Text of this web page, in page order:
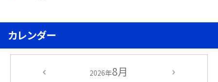
カレンダー
2026年8月